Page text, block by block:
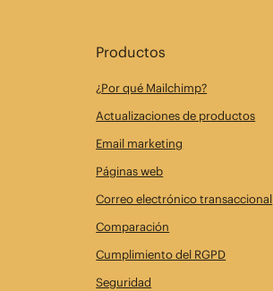
Productos
¿Por qué Mailchimp?
Actualizaciones de productos
Email marketing
Páginas web
Correo electrónico transaccional
Comparación
Cumplimiento del RGPD
Seguridad